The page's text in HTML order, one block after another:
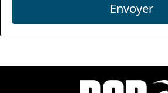
Envoyer